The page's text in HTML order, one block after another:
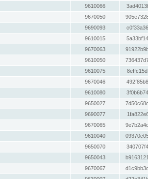
9610066
9670050
9690093
9610015
9670063
9610050
9610075
9670046
9610080
9650027
9690077
9670065
9610040
9650070
9650043
9670067